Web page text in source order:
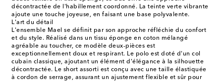
décontractée de l'habillement coordonné. La teinte verte vibrante
ajoute une touche joyeuse, en faisant une base polyvalente.
L'art du détail
L'ensemble Mael se définit par son approche réfléchie du confort
et du style. Réalisé dans un tissu éponge en coton mélangé
agréable au toucher, ce modèle deux-pièces est
exceptionnellement doux et respirant. Le polo est doté d'un col
cubain classique, ajoutant un élément d'élégance à la silhouette
décontractée. Le short assorti est conçu avec une taille élastiquée
à cordon de serrage, assurant un ajustement flexible et sûr pour